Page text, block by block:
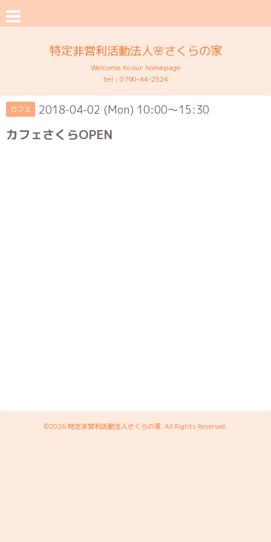
特定非営利活動法人🌸さくらの家
Welcome to our homepage
tel : 0790-44-2524
カフェ 2018-04-02 (Mon) 10:00～15:30
カフェさくらOPEN
©2026特定非営利活動法人さくらの家. All Rights Reserved.